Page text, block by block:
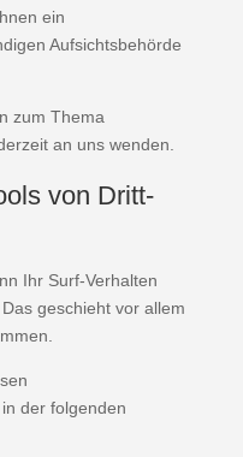
ein
Aufsichtsbehörde
zum Thema
an uns wenden.
von Dritt­
Ihr Surf-Verhalten
geschieht vor allem
der folgenden